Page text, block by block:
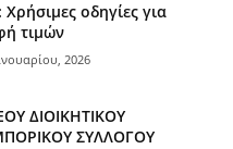
οδηγίες για
τιμών
2026
ΔΙΟΙΚΗΤΙΚΟΥ
ΣΥΛΛΟΓΟΥ